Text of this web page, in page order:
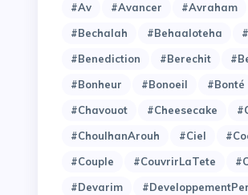
#Av
#Avancer #Avraham
#Bechalah
#Behaaloteha
#Benediction
#Berechit
#Bonheur
#Bonoeil #Bonté
#Chavouot
#Cheesecake
#ChoulhanArouh
#Ciel
#Couple
#CouvrirLaTete
#Devarim